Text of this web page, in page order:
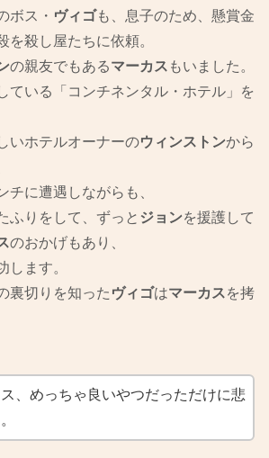
ボス・ ヴィゴも、息子のため、懸賞金
を殺し屋たちに依頼。
の親友でもあるマーカス もいました。
ている「コンチネンタル・ホテル」を
いホテルオーナーのウィンストンから
チに遭遇しながらも、
ふりをして、ずっと ジョンを援護して
のおかげもあり、
します。
裏切りを知った ヴィゴはマーカスを拷
、めっちゃ良いやつだっただけに悲